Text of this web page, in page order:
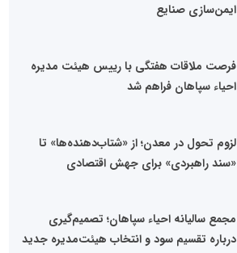
ایمن‌سازی صنایع
فرصت ملاقات هفتگی با رییس هیئت مدیره
احیاء سپاهان فراهم شد
لزوم تحول در معدن؛ از «شتاب‌دهنده‌ها» تا
«سند راهبردی» برای جهش اقتصادی
مجمع سالیانه احیاء سپاهان؛ تصمیم‌گیری
درباره تقسیم سود و انتخاب هیئت‌مدیره جدید